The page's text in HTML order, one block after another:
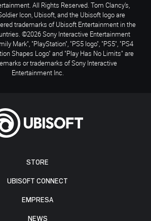
STORE
UBISOFT CONNECT
EMPRESA
NEWS
All Rights Reserved. Tom Clancy’s,
Icon, Ubisoft, and the Ubisoft logo are
trademarks of Ubisoft Entertainment in the
©2026 Sony Interactive Entertainment
Mark", "PlayStation", "PS5 logo", "PS5", "PS4
Shapes Logo" and "Play Has No Limits" are
or trademarks of Sony Interactive
Entertainment Inc.